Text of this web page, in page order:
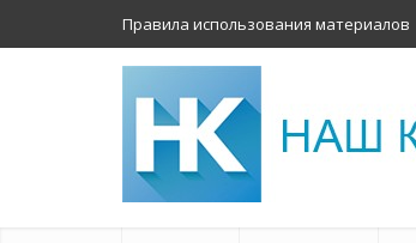
Правила использования материалов